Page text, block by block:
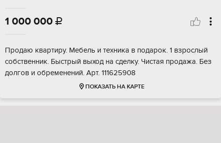
1 000 000 
Продаю квартиру. Мебель и техника в подарок. 1 взрослый
собственник. Быстрый выход на сделку. Чистая продажа. Без
долгов и обременений. Арт. 111625908
ПОКАЗАТЬ НА КАРТЕ